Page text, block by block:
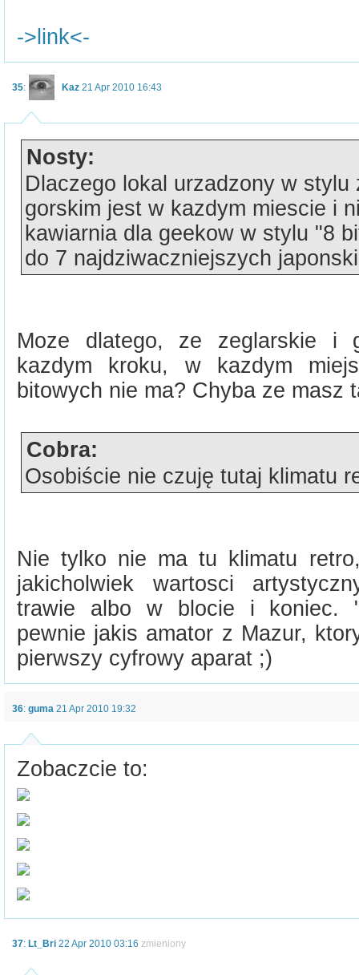
->link<-
35: Kaz 21 Apr 2010 16:43
Nosty:
Dlaczego lokal urzadzony w stylu
gorskim jest w kazdym miescie i
kawiarnia dla geekow w stylu "8
do 7 najdziwaczniejszych
Moze dlatego, ze zeglarskie i
kazdym kroku, w kazdym
bitowych nie ma? Chyba ze masz
Cobra:
Osobiście nie czuję tutaj klimatu
Nie tylko nie ma tu klimatu
jakicholwiek wartosci
trawie albo w blocie i koniec.
pewnie jakis amator z Mazur,
pierwszy cyfrowy aparat ;)
36: guma 21 Apr 2010 19:32
Zobaczcie to:
37: Lt_Bri 22 Apr 2010 03:16 zmieniony